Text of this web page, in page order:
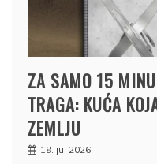
ZA SAMO 15
TRAGA: KUĆA
ZEMLJU
18. jul 2026.